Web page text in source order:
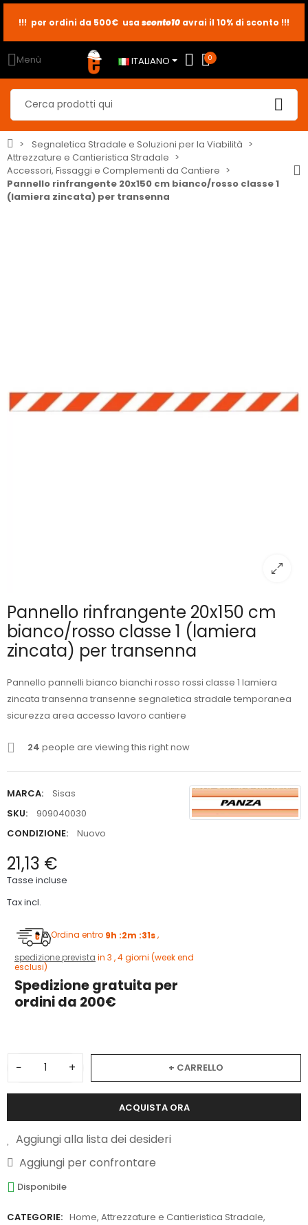
sconto2
sconto5
!!! per ordini da 500€ usa sconto10 avrai il 10% di sconto !!!
Menù ITALIANO 0
Segnaletica Stradale e Soluzioni per la Viabilità
Attrezzature e Cantieristica Stradale
Accessori, Fissaggi e Complementi da Cantiere
Pannello rinfrangente 20x150 cm bianco/rosso classe 1
(lamiera zincata) per transenna
Pannello rinfrangente 20x150 cm
bianco/rosso classe 1 (lamiera
zincata) per transenna
Pannello pannelli bianco bianchi rosso rossi classe 1 lamiera
zincata transenna transenne segnaletica stradale temporanea
sicurezza area accesso lavoro cantiere
24 people are viewing this right now
MARCA:
Sisas
SKU:
909040030
CONDIZIONE:
Nuovo
21,13 €
Tasse incluse
Tax incl.
Ordina entro 9h :2m :30s
spedizione prevista in 3 , 4 giorni (week end
esclusi)
Spedizione gratuita per
ordini da 200€
− + + CARRELLO
ACQUISTA ORA
Aggiungi alla lista dei desideri
Aggiungi per confrontare
Disponibile
CATEGORIE: Home, Attrezzature e Cantieristica Stradale,